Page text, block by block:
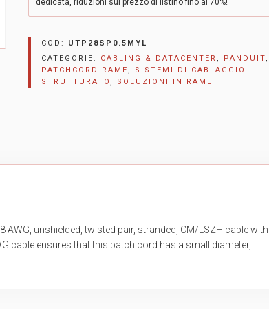
dedicata, riduzioni sul prezzo di listino fino al 70%!
COD: UTP28SP0.5MYL
CATEGORIE: CABLING & DATACENTER , PANDUIT,
PATCHCORD RAME , SISTEMI DI CABLAGGIO
STRUTTURATO , SOLUZIONI IN RAME
unshielded, twisted pair, stranded, CM/LSZH cable with
cable ensures that this patch cord has a small diameter,